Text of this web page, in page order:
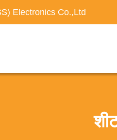
Electronics Co.,Ltd